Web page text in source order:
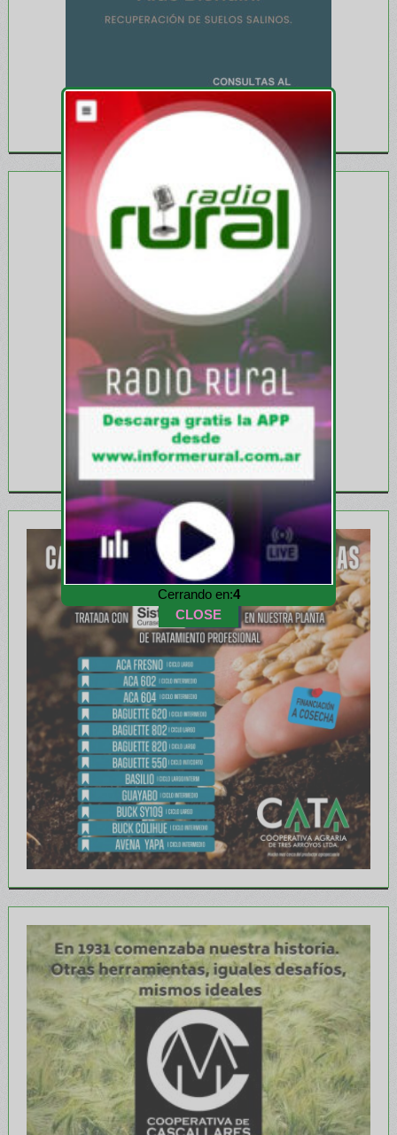
Cerrando en:2
CLOSE